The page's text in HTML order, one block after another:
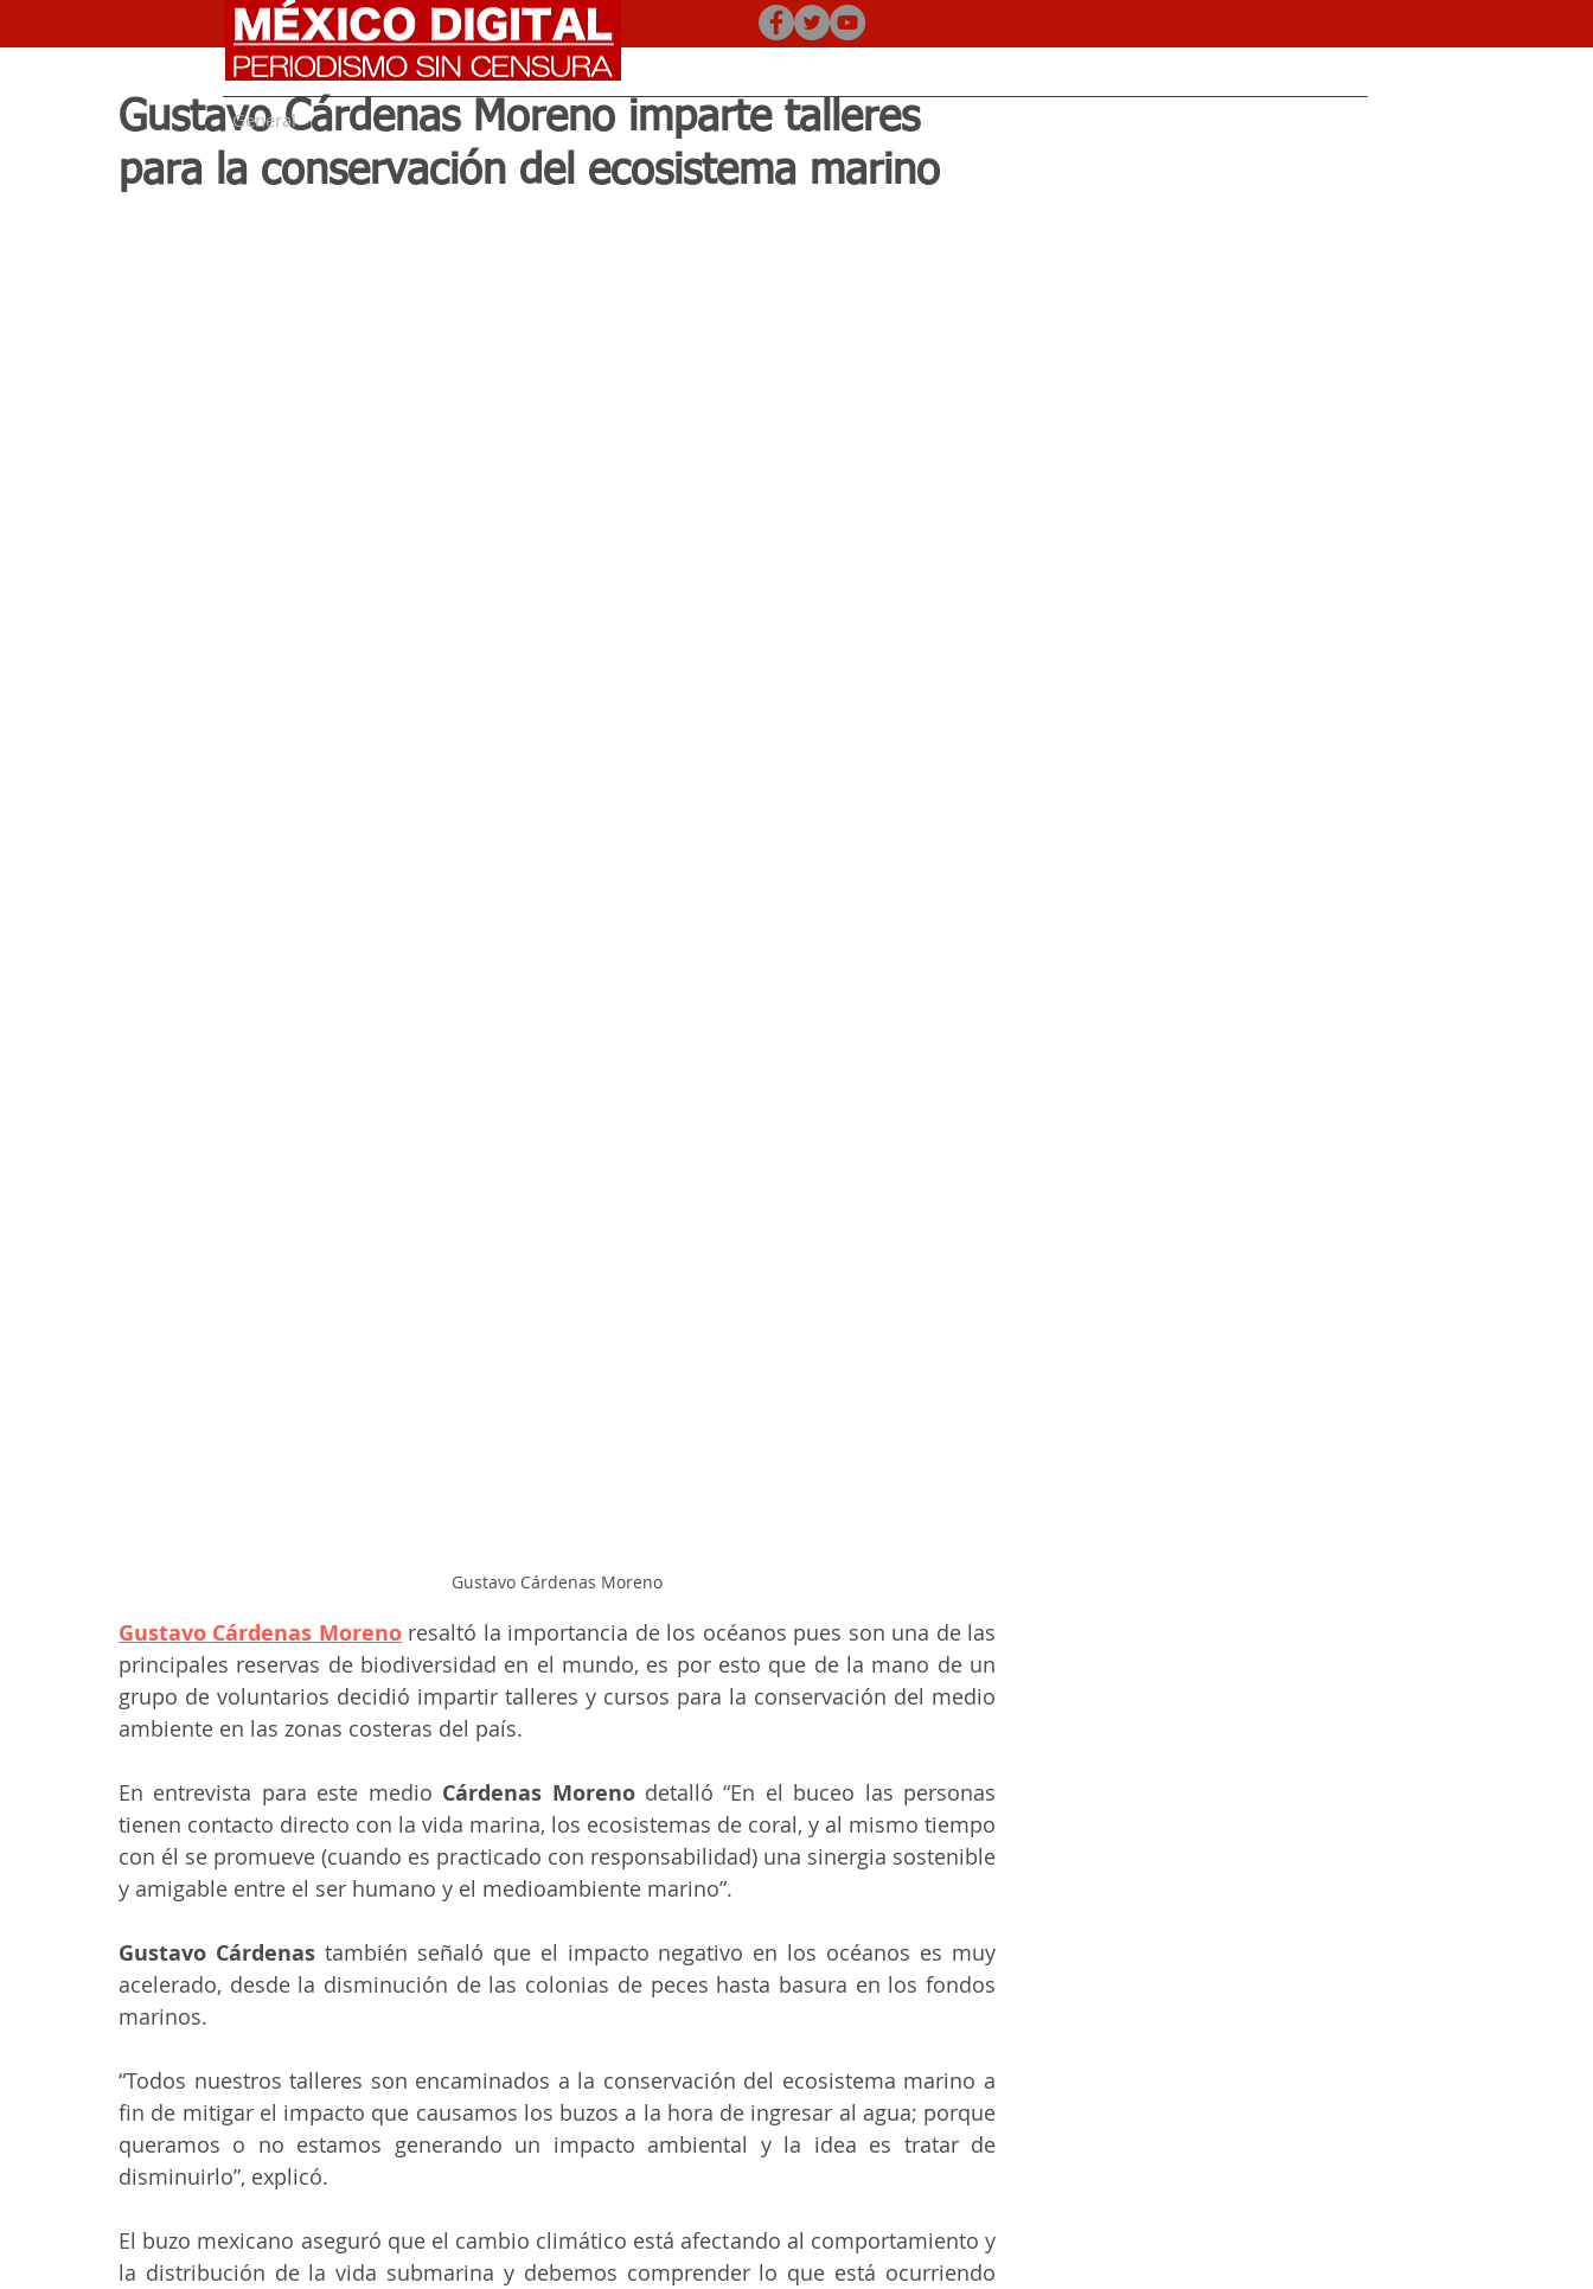
General
Gustavo Cárdenas Moreno imparte talleres
para la conservación del ecosistema marino
Gustavo Cárdenas Moreno
Gustavo Cárdenas Moreno resaltó la importancia de los océanos pues son una de las
principales reservas de biodiversidad en el mundo, es por esto que de la mano de un
grupo de voluntarios decidió impartir talleres y cursos para la conservación del medio
ambiente en las zonas costeras del país.
En entrevista para este medio Cárdenas Moreno detalló “En el buceo las personas
tienen contacto directo con la vida marina, los ecosistemas de coral, y al mismo tiempo
con él se promueve (cuando es practicado con responsabilidad) una sinergia sostenible
y amigable entre el ser humano y el medioambiente marino”.
Gustavo Cárdenas también señaló que el impacto negativo en los océanos es muy
acelerado, desde la disminución de las colonias de peces hasta basura en los fondos
marinos.
“Todos nuestros talleres son encaminados a la conservación del ecosistema marino a
fin de mitigar el impacto que causamos los buzos a la hora de ingresar al agua; porque
queramos o no estamos generando un impacto ambiental y la idea es tratar de
disminuirlo”, explicó.
El buzo mexicano aseguró que el cambio climático está afectando al comportamiento y
la distribución de la vida submarina y debemos comprender lo que está ocurriendo